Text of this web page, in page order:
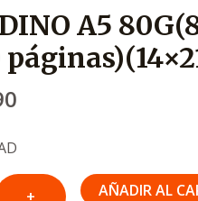
A5
es:
.
₡1,290
AÑADIR AL